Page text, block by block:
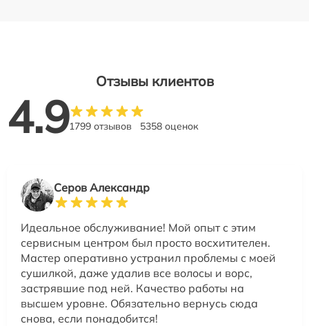
Отзывы клиентов
4.91799 отзывов 5358 оценок
Серов Александр
Идеальное обслуживание! Мой опыт с этим
сервисным центром был просто восхитителен.
Мастер оперативно устранил проблемы с моей
сушилкой, даже удалив все волосы и ворс,
застрявшие под ней. Качество работы на
высшем уровне. Обязательно вернусь сюда
снова, если понадобится!